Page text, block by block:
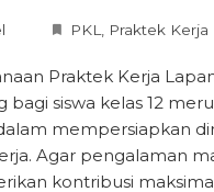
PKL Praktek Kerja
Praktek Kerja
bagi siswa kelas 12
mempersiapkan
Agar pengalaman
kontribusi